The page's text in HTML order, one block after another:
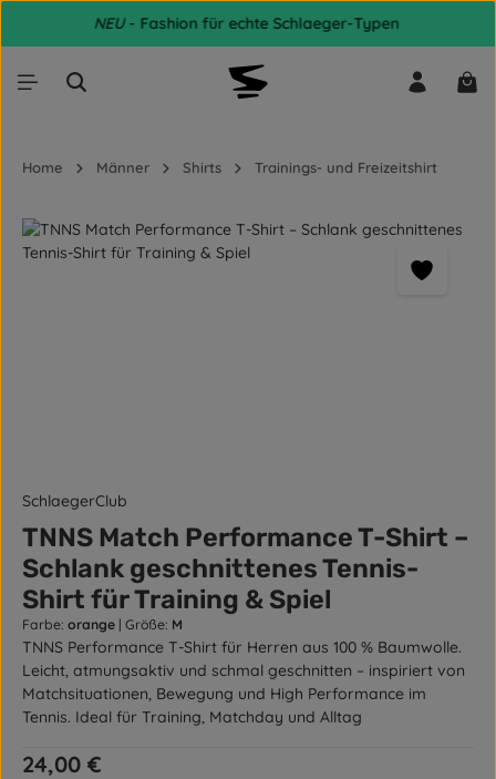
Zum Hauptinhalt springen
NEU- Fashion für echte Schlaeger-Typen
Home Männer Shirts Trainings- und Freizeitshirt
Bildergalerie überspringen
SchlaegerClub
TNNS Match Performance T-Shirt –
Schlank geschnittenes Tennis-
Shirt für Training & Spiel
Farbe: orange | Größe: M
TNNS Performance T-Shirt für Herren aus 100 % Baumwolle.
Leicht, atmungsaktiv und schmal geschnitten – inspiriert von
Matchsituationen, Bewegung und High Performance im
Tennis. Ideal für Training, Matchday und Alltag
Regulärer Preis:
24,00 €